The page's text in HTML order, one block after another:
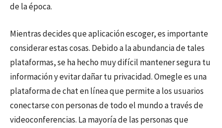
de la época.
Mientras decides que aplicación escoger, es importante
considerar estas cosas. Debido a la abundancia de tales
plataformas, se ha hecho muy difícil mantener segura tu
información y evitar dañar tu privacidad. Omegle es una
plataforma de chat en línea que permite a los usuarios
conectarse con personas de todo el mundo a través de
videoconferencias. La mayoría de las personas que